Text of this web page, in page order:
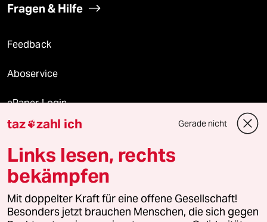
Fragen & Hilfe
Feedback
Aboservice
ePaper Login
Downloads für Abonnierende
© 2026 taz Verlags und Vertriebs GmbH
Alle Rechte vorbehalten. Bei rechtlichen Fragen oder für Genehmigungen
wenden Sie sich bitte an
lizenzen@taz.de
taz zahl ich Gerade nicht
Links lesen, rechts
bekämpfen
Mit doppelter Kraft für eine offene Gesellschaft!
Besonders jetzt brauchen Menschen, die sich gegen